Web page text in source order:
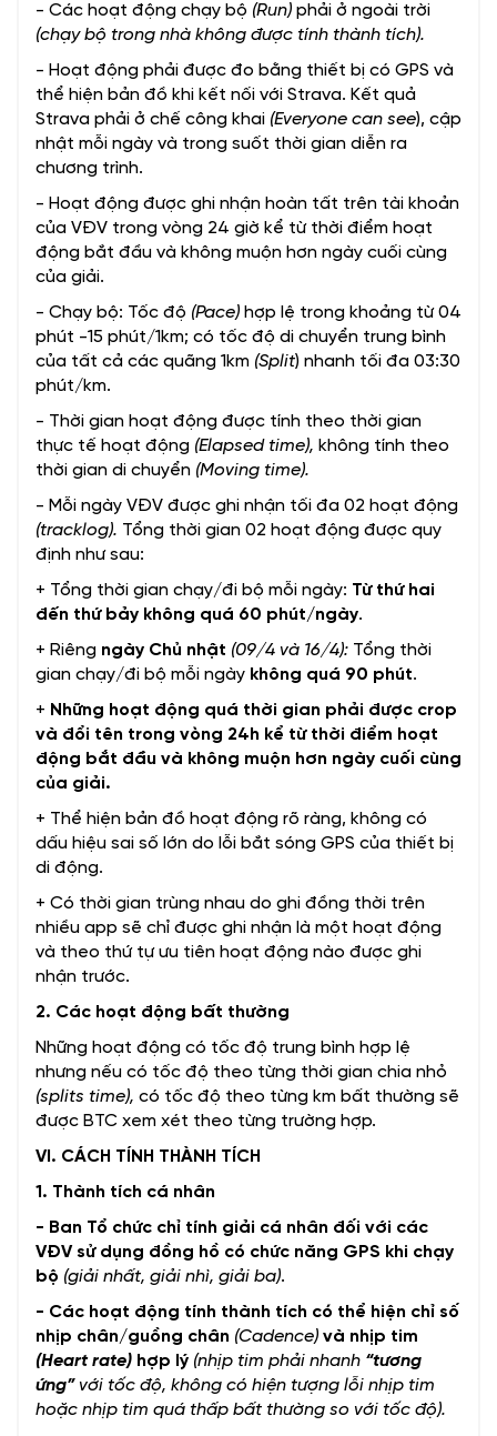
- Các hoạt động chạy bộ (Run)phải ở ngoài trời
(chạy bộ trong nhà không được tính thành tích).
- Hoạt động phải được đo bằng thiết bị có GPS và
thể hiện bản đồ khi kết nối với Strava. Kết quả
Strava phải ở chế công khai (Everyone can see), cập
nhật mỗi ngày và trong suốt thời gian diễn ra
chương trình.
- Hoạt động được ghi nhận hoàn tất trên tài khoản
của VĐV trong vòng 24 giờ kể từ thời điểm hoạt
động bắt đầu và không muộn hơn ngày cuối cùng
của giải.
- Chạy bộ: Tốc độ (Pace)hợp lệ trong khoảng từ 04
phút -15 phút/1km; có tốc độ di chuyển trung bình
của tất cả các quãng 1km (Split) nhanh tối đa 03:30
phút/km.
- Thời gian hoạt động được tính theo thời gian
thực tế hoạt động (Elapsed time), không tính theo
thời gian di chuyển (Moving time).
- Mỗi ngày VĐV được ghi nhận tối đa 02 hoạt động
(tracklog). Tổng thời gian 02 hoạt động được quy
định như sau:
+ Tổng thời gian chạy/đi bộ mỗi ngày: Từ thứ hai
đến thứ bảy không quá 60 phút/ngày.
+ Riêng ngày Chủ nhật (09/4 và 16/4):Tổng thời
gian chạy/đi bộ mỗi ngày không quá 90 phút.
+ Những hoạt động quá thời gian phải được crop
và đổi tên trong vòng 24h kể từ thời điểm hoạt
động bắt đầu và không muộn hơn ngày cuối cùng
của giải.
+ Thể hiện bản đồ hoạt động rõ ràng, không có
dấu hiệu sai số lớn do lỗi bắt sóng GPS của thiết bị
di động.
+ Có thời gian trùng nhau do ghi đồng thời trên
nhiều app sẽ chỉ được ghi nhận là một hoạt động
và theo thứ tự ưu tiên hoạt động nào được ghi
nhận trước.
2. Các hoạt động bất thường
Những hoạt động có tốc độ trung bình hợp lệ
nhưng nếu có tốc độ theo từng thời gian chia nhỏ
(splits time), có tốc độ theo từng km bất thường sẽ
được BTC xem xét theo từng trường hợp.
VI. CÁCH TÍNH THÀNH TÍCH
1. Thành tích cá nhân
- Ban Tổ chức chỉ tính giải cá nhân đối với các
VĐV sử dụng đồng hồ có chức năng GPS khi chạy
bộ (giải nhất, giải nhì, giải ba).
- Các hoạt động tính thành tích có thể hiện chỉ số
nhịp chân/guồng chân (Cadence)và nhịp tim
(Heart rate)hợp lý (nhịp tim phải nhanh “tương
ứng”với tốc độ, không có hiện tượng lỗi nhịp tim
hoặc nhịp tim quá thấp bất thường so với tốc độ).